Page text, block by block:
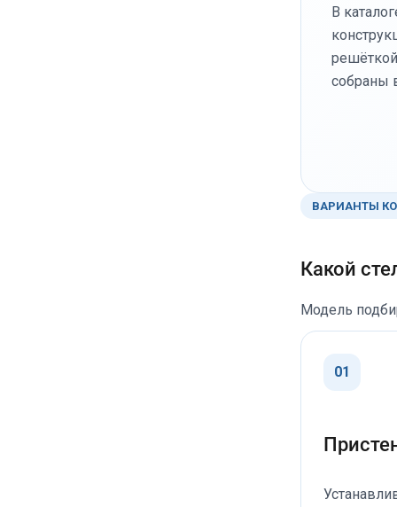
В
собраны
ВАРИАНТЫ
Какой
Модель
01